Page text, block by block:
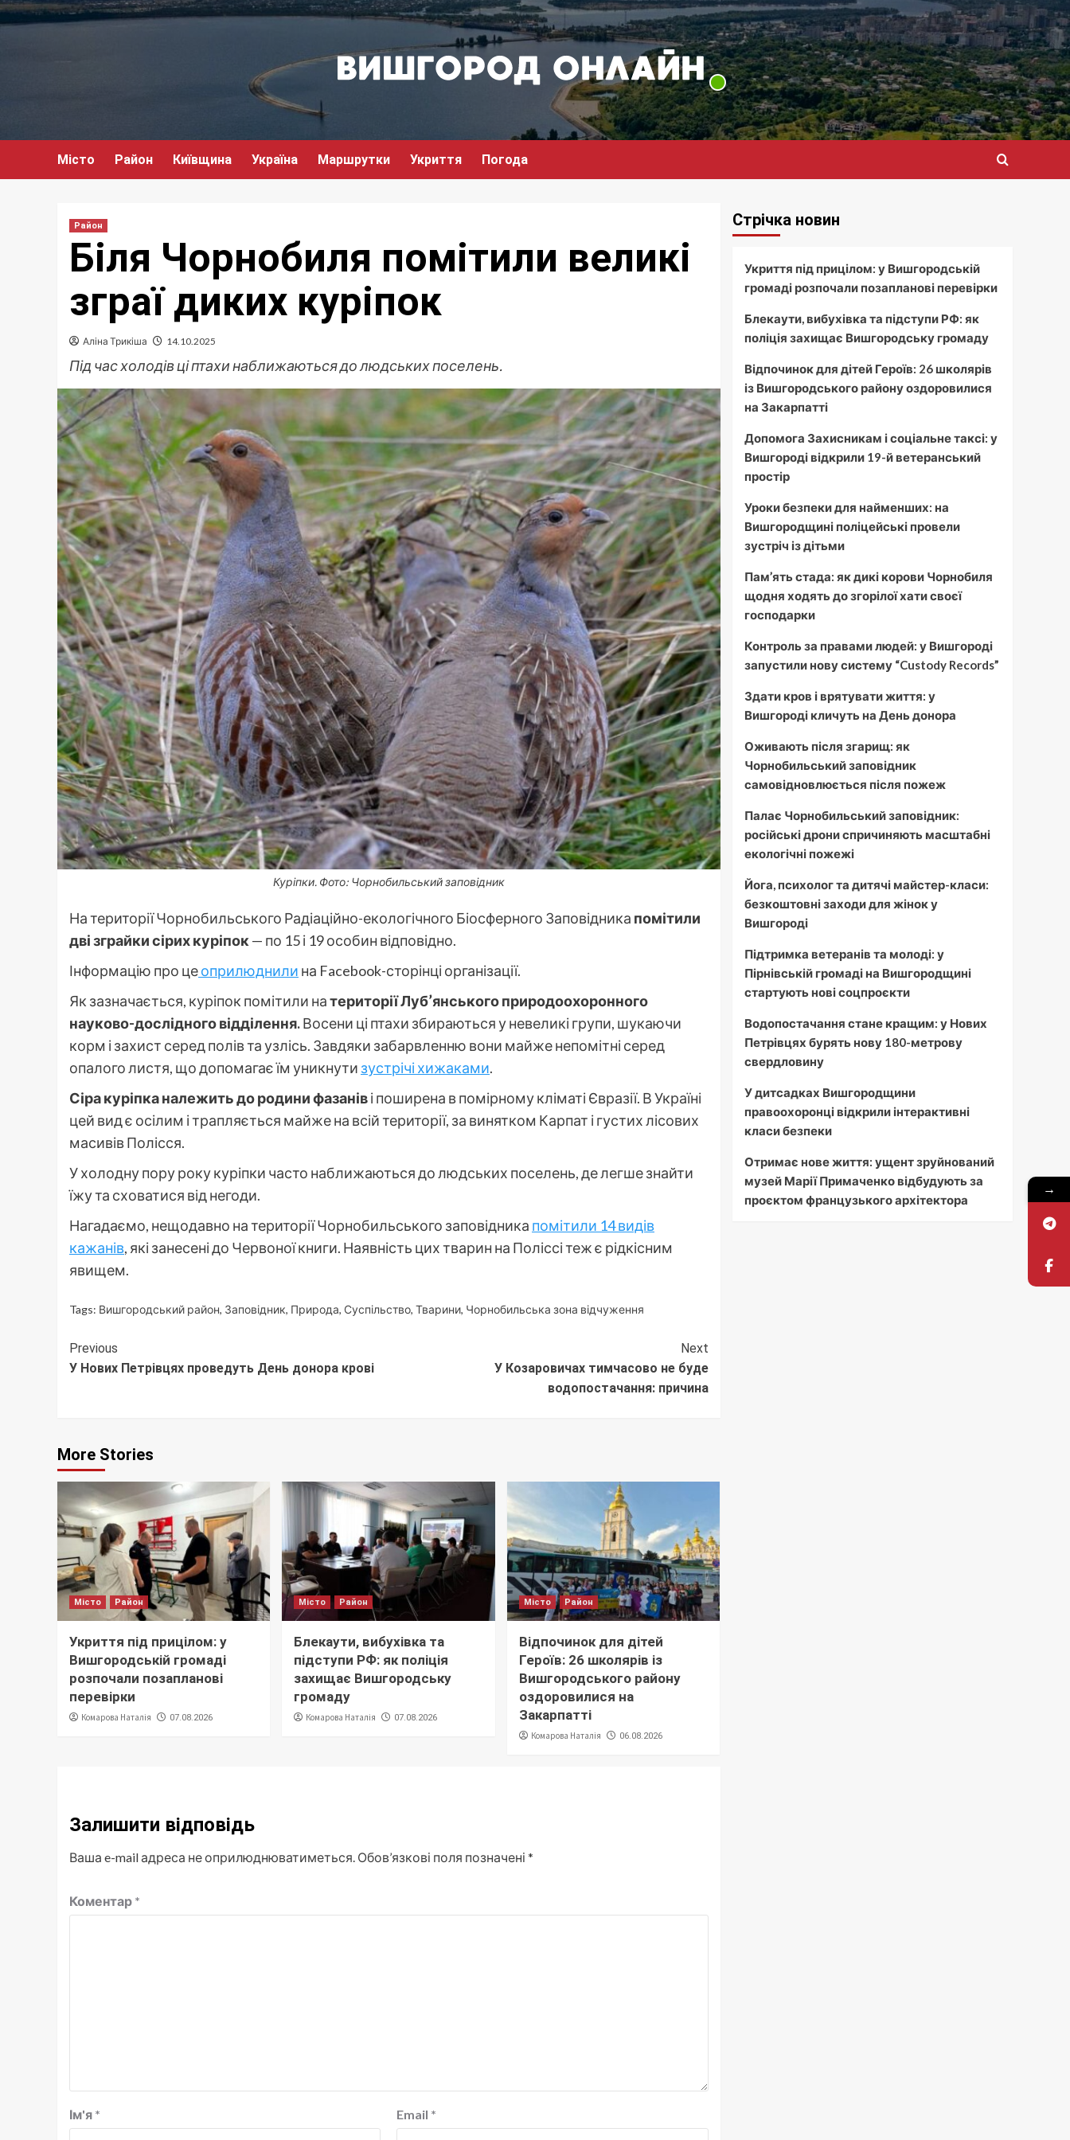
Перейти
до
Місто Район Київщина Україна Маршрутки Укриття Погода
Район
Біля Чорнобиля помітили великі
зграї диких куріпок
Аліна Трикіша 14.10.2025
Під час холодів ці птахи наближаються до людських поселень.
Куріпки. Фото: Чорнобильський заповідник
На території Чорнобильського Радіаційно-екологічного Біосферного Заповідника помітили
дві зграйки сірих куріпок— по 15 і 19 особин відповідно.
Інформацію про цеоприлюднили на Facebook-сторінці організації.
Як зазначається, куріпок помітили натериторії Луб’янського природоохоронного
науково-дослідного відділення.Восени ці птахи збираються у невеликі групи, шукаючи
корм і захист серед полів та узлісь. Завдяки забарвленню вони майже непомітні серед
опалого листя, що допомагає їм уникнути зустрічі хижаками.
Сіра куріпка належить до родини фазаніві поширена в помірному кліматі Євразії. В Україні
цей вид є осілим і трапляється майже на всій території, за винятком Карпат і густих лісових
масивів Полісся.
У холодну пору року куріпки часто наближаються до людських поселень, де легше знайти
їжу та сховатися від негоди.
Нагадаємо, нещодавно на території Чорнобильського заповідника помітили 14 видів
кажанів, які занесені до Червоної книги. Наявність цих тварин на Поліссі теж є рідкісним
явищем.
Tags: Вишгородський район, Заповідник, Природа, Суспільство, Тварини, Чорнобильська зона відчуження
Continue
Reading
Previous
У Нових Петрівцях проведуть День донора крові
Next
У Козаровичах тимчасово не буде
водопостачання: причина
More Stories
Місто Район
Укриття під прицілом: у
Вишгородській громаді
розпочали позапланові
перевірки
Комарова Наталія 07.08.2026
Місто Район
Блекаути, вибухівка та
підступи РФ: як поліція
захищає Вишгородську
громаду
Комарова Наталія 07.08.2026
Місто Район
Відпочинок для дітей
Героїв: 26 школярів із
Вишгородського району
оздоровилися на
Закарпатті
Комарова Наталія 06.08.2026
Залишити відповідь
Ваша e-mail адреса не оприлюднюватиметься. Обов’язкові поля позначені *
Коментар *
Ім'я * Email *
Стрічка новин
Укриття під прицілом: у Вишгородській
громаді розпочали позапланові перевірки
Блекаути, вибухівка та підступи РФ: як
поліція захищає Вишгородську громаду
Відпочинок для дітей Героїв: 26 школярів
із Вишгородського району оздоровилися
на Закарпатті
Допомога Захисникам і соціальне таксі: у
Вишгороді відкрили 19-й ветеранський
простір
Уроки безпеки для найменших: на
Вишгородщині поліцейські провели
зустріч із дітьми
Пам’ять стада: як дикі корови Чорнобиля
щодня ходять до згорілої хати своєї
господарки
Контроль за правами людей: у Вишгороді
запустили нову систему “Custody Records”
Здати кров і врятувати життя: у
Вишгороді кличуть на День донора
Оживають після згарищ: як
Чорнобильський заповідник
самовідновлюється після пожеж
Палає Чорнобильський заповідник:
російські дрони спричиняють масштабні
екологічні пожежі
Йога, психолог та дитячі майстер-класи:
безкоштовні заходи для жінок у
Вишгороді
Підтримка ветеранів та молоді: у
Пірнівській громаді на Вишгородщині
стартують нові соцпроєкти
Водопостачання стане кращим: у Нових
Петрівцях бурять нову 180-метрову
свердловину
У дитсадках Вишгородщини
правоохоронці відкрили інтерактивні
класи безпеки
Отримає нове життя: ущент зруйнований
музей Марії Примаченко відбудують за
проєктом французького архітектора
→